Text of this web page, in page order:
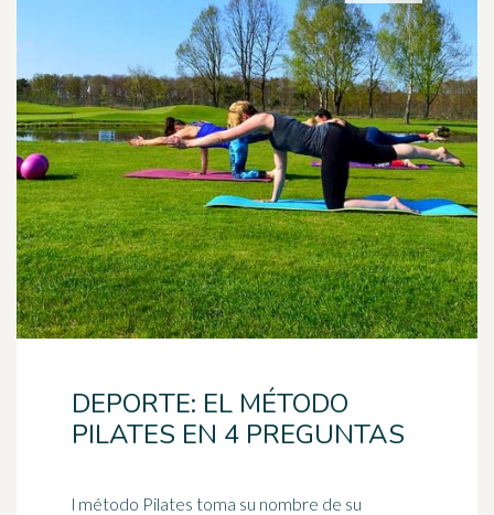
DEPORTE: EL MÉTODO
PILATES EN 4 PREGUNTAS
l método Pilates toma su nombre de su